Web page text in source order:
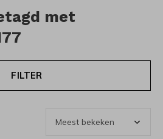
met
FILTER